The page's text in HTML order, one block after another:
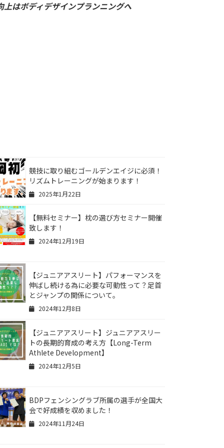
はボディデザインプランニングへ
競技に取り組むゴールデンエイジに必須！
リズムトレーニングが始まります！
2025年1月22日
【無料セミナー】枕の選び方セミナー開催
致します！
2024年12月19日
【ジュニアアスリート】パフォーマンスを
伸ばし続ける為に必要な可動性って？足首
とジャンプの関係について。
2024年12月8日
【ジュニアアスリート】ジュニアアスリー
トの長期的育成の考え方【Long-Term
Athlete Development】
2024年12月5日
BDPフェンシングラブ所属の選手が全国大
会で好成績を収めました！
2024年11月24日